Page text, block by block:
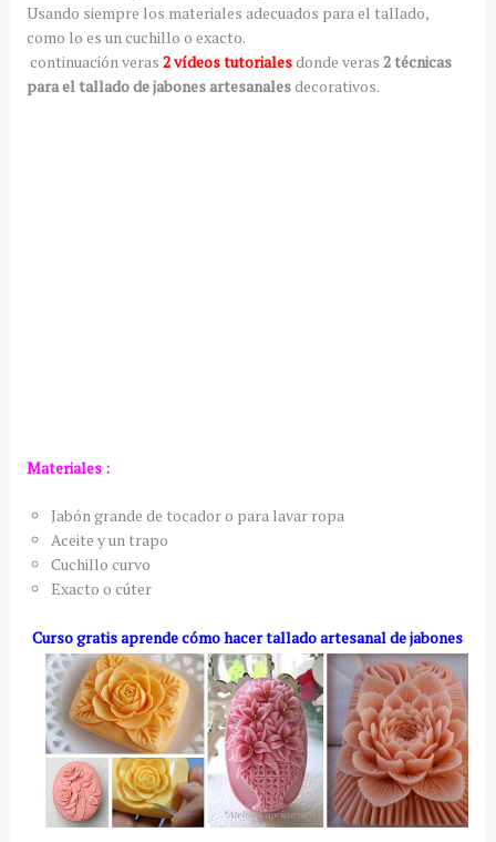
Usando siempre los materiales adecuados para el tallado,
como lo es un cuchillo o exacto.
continuación veras 2 vídeos tutorialesdonde veras 2 técnicas
para el tallado de jabones artesanalesdecorativos.
Materiales :
Jabón grande de tocador o para lavar ropa
Aceite y un trapo
Cuchillo curvo
Exacto o cúter
Curso gratis aprende cómo hacer tallado artesanal de jabones